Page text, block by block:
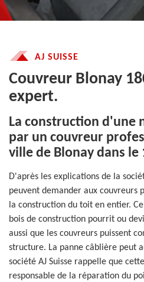
AJ SUISSE
Couvreur Blonay
expert.
La construction d'une
par un couvreur
ville de Blonay dans le
D'après les explications de la
peuvent demander aux couvreurs
la construction du toit en entier.
bois de construction pourrit ou
aussi que les couvreurs puissent
structure. La panne câblière peut
société AJ Suisse rappelle que
responsable de la réparation du